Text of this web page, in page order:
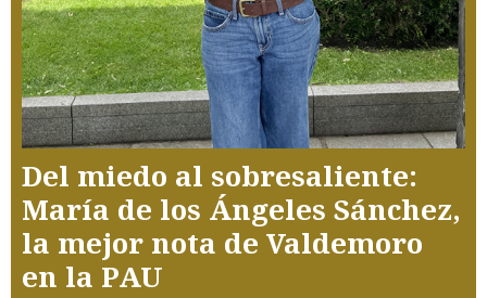
Del miedo al sobresaliente:
María de los Ángeles Sánchez,
la mejor nota de Valdemoro
en la PAU